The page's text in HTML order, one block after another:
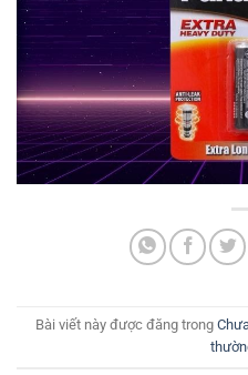
Bài viết này được đăng trong